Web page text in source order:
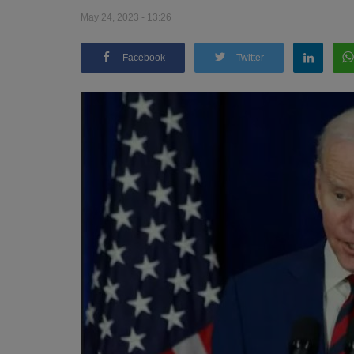
May 24, 2023 - 13:26
Facebook Twitter